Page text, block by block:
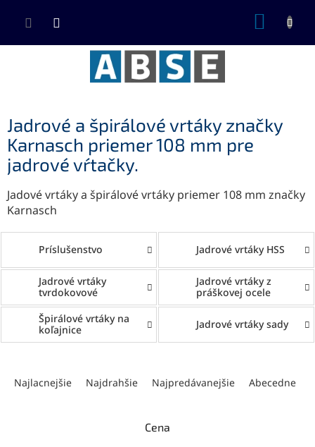
Jadrové a špirálové vrtáky značky
Karnasch priemer 108 mm pre
jadrové vŕtačky.
Jadové vrtáky a špirálové vrtáky priemer 108 mm značky
Karnasch
Príslušenstvo Jadrové vrtáky HSS
Jadrové vrtáky
tvrdokovové
Jadrové vrtáky z
práškovej ocele
Špirálové vrtáky na
koľajnice
Jadrové vrtáky sady
Najlacnejšie Najdrahšie Najpredávanejšie Abecedne
Cena